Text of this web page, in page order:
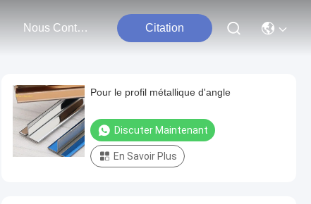
Nous Contacter Citation
Pour le profil métallique d'angle
Discuter Maintenant
En Savoir Plus